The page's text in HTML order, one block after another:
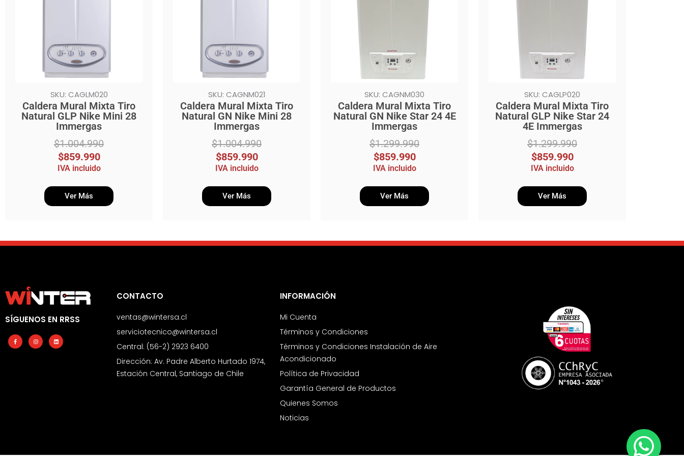
SKU: CAGLM020
Caldera Mural Mixta Tiro
Natural GLP Nike Mini 28
Immergas
$1.004.990
$859.990
IVA incluido
Ver Más
SKU: CAGNM021
Caldera Mural Mixta Tiro
Natural GN Nike Mini 28
Immergas
$1.004.990
$859.990
IVA incluido
Ver Más
SKU: CAGNM030
Caldera Mural Mixta Tiro
Natural GN Nike Star 24 4E
Immergas
$1.299.990
$1.299.990.
$859.990
$859.990.
IVA incluido
Ver Más
SKU: CAGLP020
Caldera Mural Mixta Tiro
Natural GLP Nike Star 24
4E Immergas
$1.299.990
$1.299.990.
$859.990
$859.990.
IVA incluido
Ver Más
SÍGUENOS EN RRSS
Facebook-
f
InstagramLinkedin
CONTACTO
ventas@wintersa.cl
serviciotecnico@wintersa.cl
Central: (56-2) 2923 6400
Dirección: Av. Padre Alberto Hurtado 1974,
Estación Central, Santiago de Chile
INFORMACIÓN
Mi Cuenta
Términos y Condiciones
Términos y Condiciones Instalación de Aire
Acondicionado
Política de Privacidad
Garantía General de Productos
Quienes Somos
Noticias